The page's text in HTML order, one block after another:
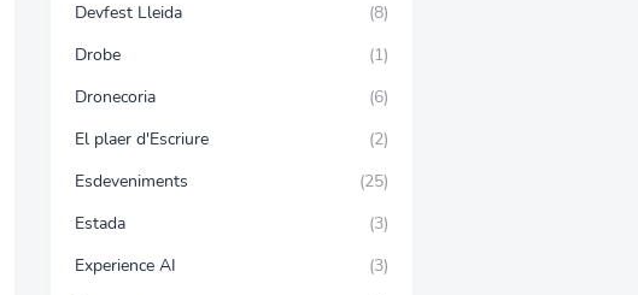
Devfest Lleida
(8)
Drobe
(1)
Dronecoria
(6)
El plaer d'Escriure
(2)
Esdeveniments
(25)
Estada
(3)
Experience AI
(3)